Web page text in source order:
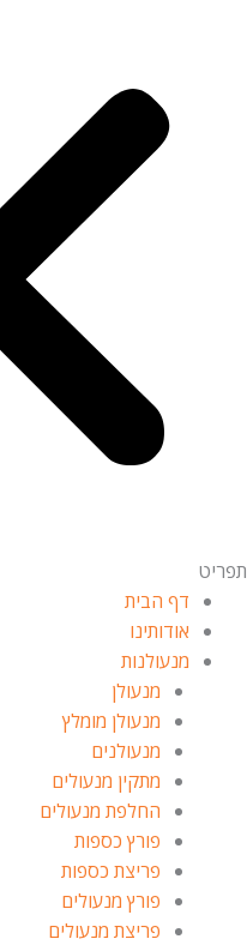
תפריט
דף הבית
אודותינו
מנעולנות
מנעולן
מנעולן מומלץ
מנעולנים
מתקין מנעולים
החלפת מנעולים
פורץ כספות
פריצת כספות
פורץ מנעולים
פריצת מנעולים